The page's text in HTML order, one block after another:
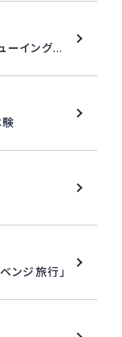
ング開催
ンジ旅行」